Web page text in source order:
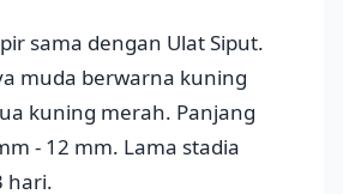
sama dengan Ulat Siput.
muda berwarna kuning
kuning merah. Panjang
- 12 mm. Lama stadia
hari.